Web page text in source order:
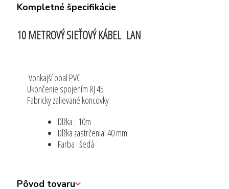
Kompletné špecifikácie
10 METROVÝ SIEŤOVÝ KÁBEL LAN
Vonkajší obal PVC
Ukončenie spojením RJ 45
Fabricky zalievané koncovky
Dlžka : 10m
Dlžka zastrčenia: 40 mm
Farba : šedá
Pôvod tovaru